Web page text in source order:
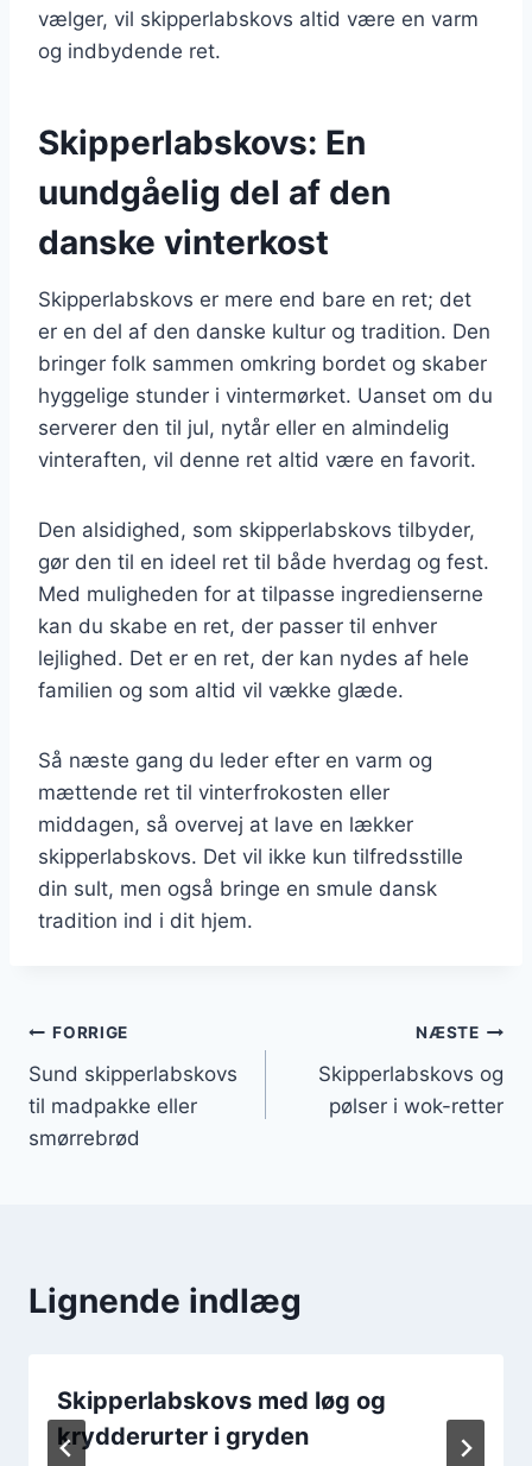
vælger, vil skipperlabskovs altid være en varm
og indbydende ret.
Skipperlabskovs: En
uundgåelig del af den
danske vinterkost
Skipperlabskovs er mere end bare en ret; det
er en del af den danske kultur og tradition. Den
bringer folk sammen omkring bordet og skaber
hyggelige stunder i vintermørket. Uanset om du
serverer den til jul, nytår eller en almindelig
vinteraften, vil denne ret altid være en favorit.
Den alsidighed, som skipperlabskovs tilbyder,
gør den til en ideel ret til både hverdag og fest.
Med muligheden for at tilpasse ingredienserne
kan du skabe en ret, der passer til enhver
lejlighed. Det er en ret, der kan nydes af hele
familien og som altid vil vække glæde.
Så næste gang du leder efter en varm og
mættende ret til vinterfrokosten eller
middagen, så overvej at lave en lækker
skipperlabskovs. Det vil ikke kun tilfredsstille
din sult, men også bringe en smule dansk
tradition ind i dit hjem.
Indlægsnavigation
FORRIGE
Sund skipperlabskovs
til madpakke eller
smørrebrød
NÆSTE
Skipperlabskovs og
pølser i wok-retter
Lignende indlæg
Skipperlabskovs med løg og
krydderurter i gryden